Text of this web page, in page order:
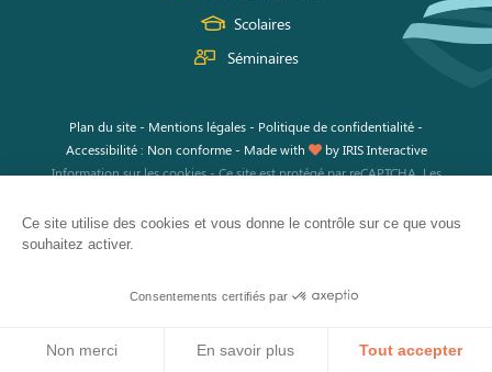
Ce site utilise des cookies et vous donne le contrôle sur ce que vous
souhaitez activer.
Consentements certifiés par
Non merci En savoir plus Tout accepter
Scolaires
Séminaires
Plan du site- Mentions légales- Politique de confidentialité-
Accessibilité : Non conforme - Made with byIRIS Interactive
Information sur les cookies-Ce site est protégé par reCAPTCHA. Les
s'appliquent.